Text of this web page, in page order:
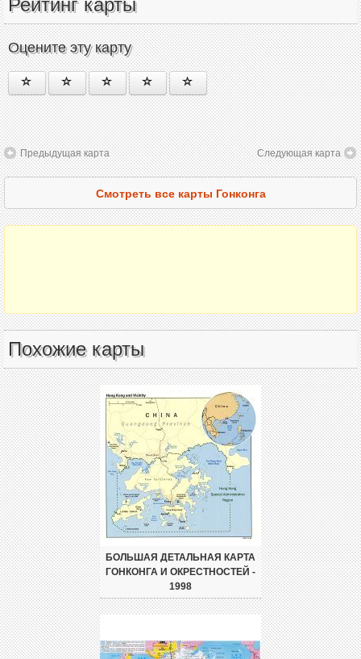
Рейтинг карты
Оцените эту карту
Предыдущая карта Следующая карта
Смотреть все карты Гонконга
Похожие карты
БОЛЬШАЯ ДЕТАЛЬНАЯ КАРТА
ГОНКОНГА И ОКРЕСТНОСТЕЙ -
1998